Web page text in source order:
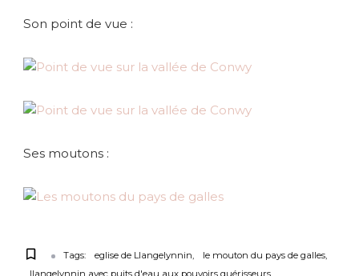
Son point de vue :
Ses moutons :
Tags: eglise de Llangelynnin
le mouton du pays de galles
llangelynnin avec puits d'eau aux pouvoirs guérisseurs